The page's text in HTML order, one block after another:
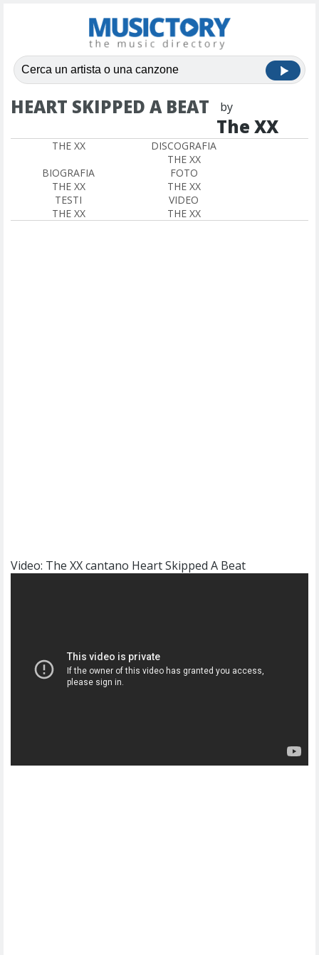
HEART SKIPPED A BEAT by
The XX
THE XX
DISCOGRAFIA
THE XX
BIOGRAFIA
THE XX
FOTO
THE XX
TESTI
THE XX
VIDEO
THE XX
Video: The XX cantano Heart Skipped A Beat